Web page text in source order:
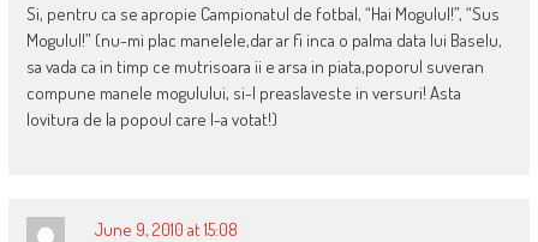
Si, pentru ca se apropie Campionatul de fotbal, “Hai Mogulul!”, “Sus
Mogulul!” (nu-mi plac manelele,dar ar fi inca o palma data lui Baselu,
sa vada ca in timp ce mutrisoara ii e arsa in piata,poporul suveran
compune manele mogulului, si-l preaslaveste in versuri! Asta
lovitura de la popoul care l-a votat!)
June 9, 2010 at 15:08